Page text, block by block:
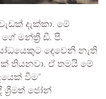
දැක්කා. මේ
මන්ත්‍රී ඩී. පී.
දෙවෙනි නැති
තියනවා. ඒ තමයි මේ
වීම”
ශ්‍රීමත් ජෝන්